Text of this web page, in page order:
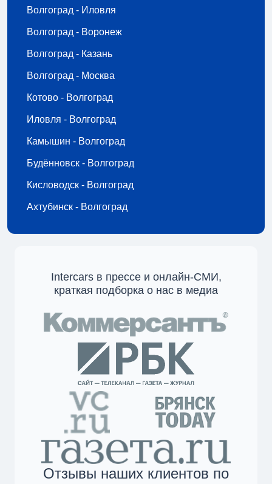
Волгоград - Иловля
Волгоград - Воронеж
Волгоград - Казань
Волгоград - Москва
Котово - Волгоград
Иловля - Волгоград
Камышин - Волгоград
Будённовск - Волгоград
Кисловодск - Волгоград
Ахтубинск - Волгоград
Intercars в прессе и онлайн-СМИ,
краткая подборка о нас в медиа
Отзывы наших клиентов по